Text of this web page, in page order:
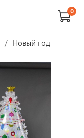
0
Новый год